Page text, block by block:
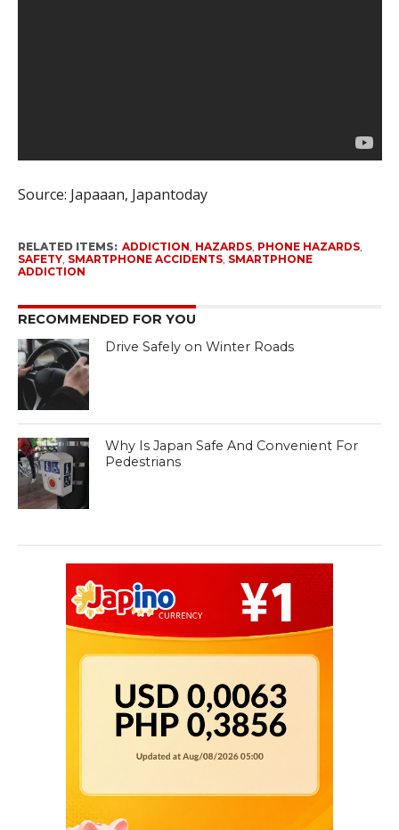
Source: Japaaan, Japantoday
RELATED ITEMS: ADDICTION HAZARDS, PHONE HAZARDS,
SAFETY, SMARTPHONE ACCIDENTS, SMARTPHONE
ADDICTION
RECOMMENDED FOR YOU
Drive Safely on Winter Roads
Why Is Japan Safe And Convenient For
Pedestrians